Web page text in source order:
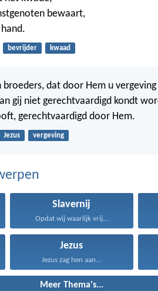
bewaart,
bevrijder kwaad
broeders, dat door Hem u
gij niet gerechtvaardigd kondt
gerechtvaardigd door Hem.
Jezus vergeving
Slavernij
Opdat wij waarlijk vrij...
Jezus
Jezus zag hen aan...
Meer Thema's...